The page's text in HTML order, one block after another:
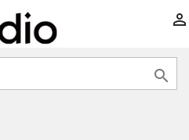

